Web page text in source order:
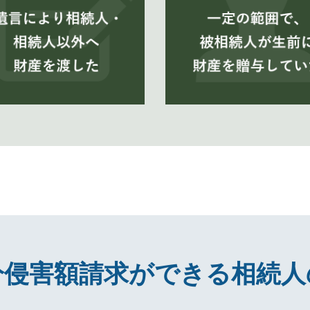
害額請求ができる相続